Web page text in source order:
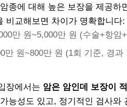
종에 대해 높은 보장을 제공하
비교해보면 차이가 명확합니다:
만 원~5,000만 원 (수술+항암
만 원~800만 원 (1회 기준, 경과
장에서는 암은 암인데 보장이
능성도 있고, 정기적인 검사와